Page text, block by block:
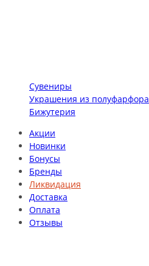
Сувениры
Украшения из полуфарфора
Бижутерия
Акции
Новинки
Бонусы
Бренды
Ликвидация
Доставка
Оплата
Отзывы